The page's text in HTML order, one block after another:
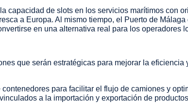
capacidad de slots en los servicios marítimos con
a Europa. Al mismo tiempo, el Puerto de
en una alternativa real para los operadores
que serán estratégicas para mejorar la
para facilitar el flujo de camiones y
a la importación y exportación de